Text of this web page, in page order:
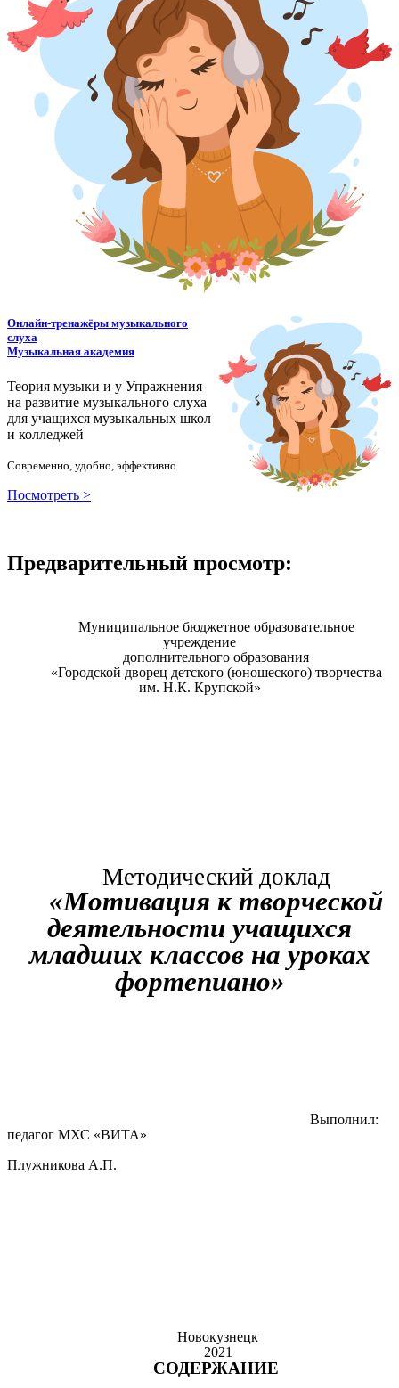
Онлайн-тренажёры музыкального
слуха
Музыкальная академия
Теория музыки и у Упражнения
на развитие музыкального слуха
для учащихся музыкальных школ
и колледжей
Современно, удобно, эффективно
Посмотреть >
Предварительный просмотр:
Муниципальное бюджетное образовательное
учреждение
дополнительного образования
«Городской дворец детского (юношеского) творчества
им. Н.К. Крупской»
Методический доклад
«Мотивация к творческой
деятельности учащихся
младших классов на уроках
фортепиано»
Выполнил:
педагог МХС «ВИТА»
Плужникова А.П.
Новокузнецк
2021
СОДЕРЖАНИЕ